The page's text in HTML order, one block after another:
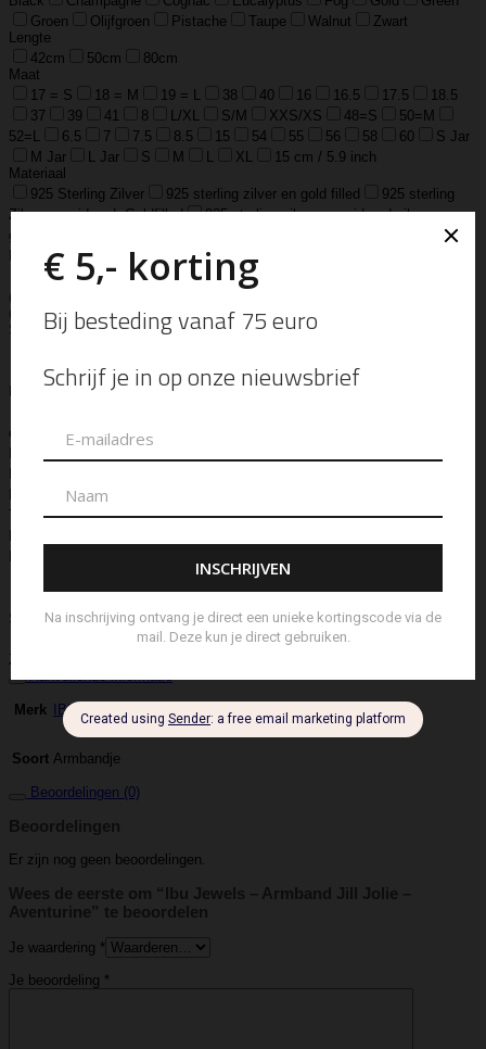
Groen
Olijfgroen Pistache Taupe Walnut
Zwart
Lengte
42cm
50cm
80cm
Maat
17 = S
18 = M 19 = L 38 40 16 16.5 17.5
18.5
37
39 41 8 L/XL S/M XXS/XS 48=S
50=M
52=L
6.5 7 7.5 8.5 15 54 55 56 58 60
S Jar
M Jar
L Jar S M L XL
15 cm / 5.9 inch
Materiaal
925 Sterling Zilver
925 sterling zilver en gold filled
925 sterling
Zilver geoxideerd, Goldfilled
925 sterling zilver, geoxideerd zilver en
goldfilled
Ox Soft
Leather
Real Leather Runder Leer
Acetaat
Buffelhoorn Edelstaal
(30 micron)
(15 micron)
Soort
Avondtasje
Bandana Beanie Bedel Belt
Brillen Etui
de Parfum
Enkelbandje
Home-Spray
Tasje
Mills Mini Bag Muts
Navulling ‘Catalytic’ Geurbrander
schoudertas
Set Lont-trimmer en Kaarsendover
Stolp
Strap Tas Telefoontasje Textiel & Roomspray
Toilettas
Travel Trigger Weekendtas
Wierookstokjes
Zeep
Aanvullende informatie
Merk IBU Jewels
Soort Armbandje
Beoordelingen (0)
Beoordelingen
Er zijn nog geen beoordelingen.
Wees de eerste om “Ibu Jewels – Armband Jill Jolie –
Aventurine” te beoordelen
Je waardering *
Je beoordeling *